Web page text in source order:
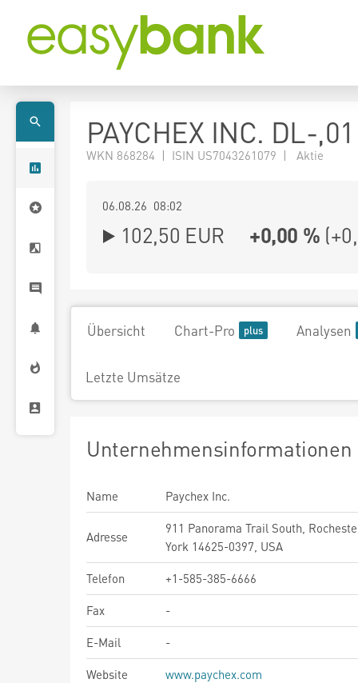
PAYCHEX INC. DL-,01
WKN 868284 | ISIN US7043261079 | Aktie
06.08.26 08:02
102,50 EUR +0,00 % (
Übersicht Chart-Pro Analysen
Letzte Umsätze
Unternehmensinformationen
Name Paychex Inc.
Adresse
911 Panorama Trail South,
York 14625-0397, USA
Telefon
+1-585-385-6666
Fax
-
E-Mail
-
Website
www.paychex.com